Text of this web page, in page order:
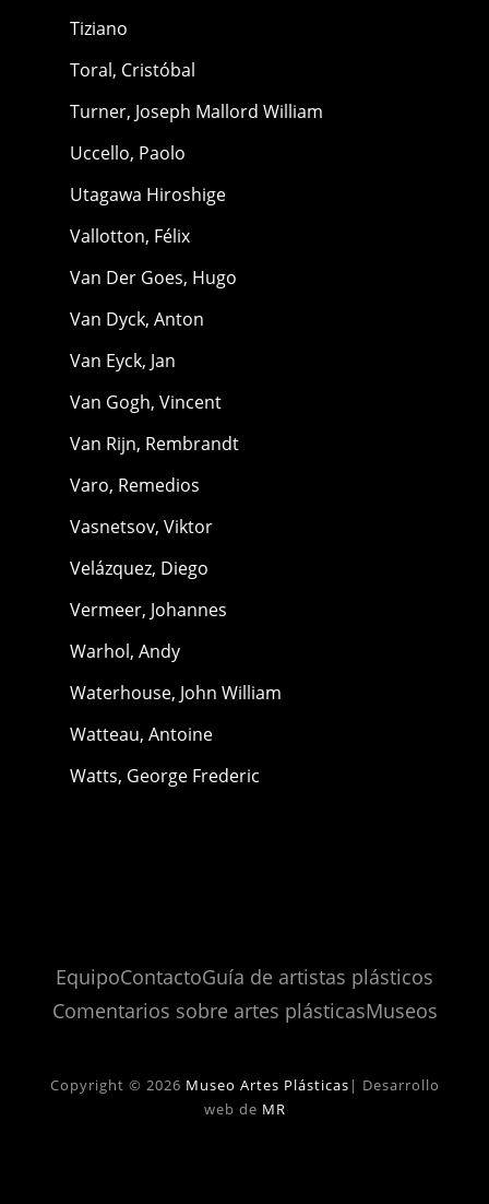
Tiziano
Toral, Cristóbal
Turner, Joseph Mallord William
Uccello, Paolo
Utagawa Hiroshige
Vallotton, Félix
Van Der Goes, Hugo
Van Dyck, Anton
Van Eyck, Jan
Van Gogh, Vincent
Van Rijn, Rembrandt
Varo, Remedios
Vasnetsov, Viktor
Velázquez, Diego
Vermeer, Johannes
Warhol, Andy
Waterhouse, John William
Watteau, Antoine
Watts, George Frederic
EquipoContactoGuía de artistas plásticos
Comentarios sobre artes plásticasMuseos
Copyright © 2026 Museo Artes Plásticas | Desarrollo
web de MR